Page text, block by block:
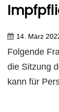
14. März
Folgende
die Sitzung
kann für